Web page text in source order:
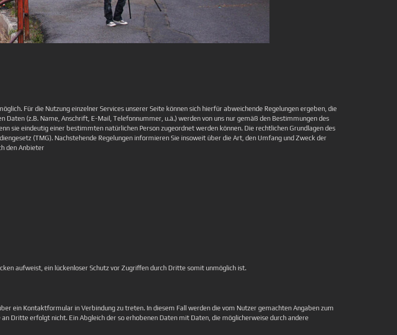
Für die Nutzung einzelner Services unserer Seite können sich hierfür abweichende Regelungen ergeben, die
(z.B. Name, Anschrift, E-Mail, Telefonnummer, u.ä.) werden von uns nur gemäß den Bestimmungen des
sie eindeutig einer bestimmten natürlichen Person zugeordnet werden können. Die rechtlichen Grundlagen des
(TMG). Nachstehende Regelungen informieren Sie insoweit über die Art, den Umfang und Zweck der
den Anbieter
aufweist, ein lückenloser Schutz vor Zugriffen durch Dritte somit unmöglich ist.
ein Kontaktformular in Verbindung zu treten. In diesem Fall werden die vom Nutzer gemachten Angaben zum
Dritte erfolgt nicht. Ein Abgleich der so erhobenen Daten mit Daten, die möglicherweise durch andere